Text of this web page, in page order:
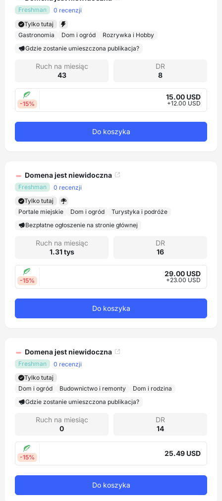
Freshman
0 recenzji
Tylko tutaj
Gastronomia
Dom i ogród
Rozrywka i Hobby
Gdzie zostanie umieszczona publikacja?
Ruch na miesiąc
43
DR
8
-15%
15.00 USD
+12.00 USD
Do koszyka
Domena jest niewidoczna
Freshman
0 recenzji
Tylko tutaj
Portale miejskie
Dom i ogród
Turystyka i podróże
Bezpłatne ogłoszenie na stronie głównej
Ruch na miesiąc
1.31 tys
DR
16
-15%
29.00 USD
+23.00 USD
Do koszyka
Domena jest niewidoczna
Freshman
0 recenzji
Tylko tutaj
Dom i ogród
Budownictwo i remonty
Dom i rodzina
Gdzie zostanie umieszczona publikacja?
Ruch na miesiąc
0
DR
14
-15% 25.49 USD
Do koszyka